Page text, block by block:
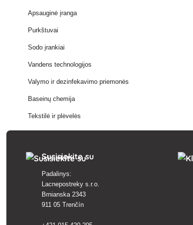
Apsauginė įranga
Purkštuvai
Sodo įrankiai
Vandens technologijos
Valymo ir dezinfekavimo priemonės
Baseinų chemija
Tekstilė ir plėvelės
Susisiekite su
Padalinys:
Lacnepostreky s.r.o.
Brnianska 2343
911 05 Trenčín